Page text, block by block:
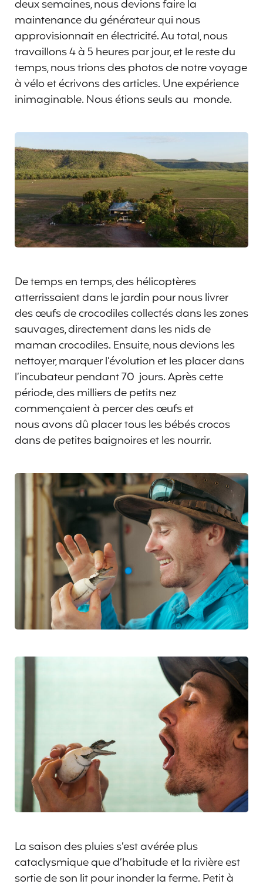
deux semaines, nous devions faire la
maintenance du générateur qui nous
approvisionnait en électricité. Au total, nous
travaillons 4 à 5 heures par jour, et le reste du
temps, nous trions des photos de notre voyage
à vélo et écrivons des articles. Une expérience
inimaginable. Nous étions seuls au monde.
De temps en temps, des hélicoptères
atterrissaient dans le jardin pour nous livrer
des œufs de crocodiles collectés dans les zones
sauvages, directement dans les nids de
maman crocodiles. Ensuite, nous devions les
nettoyer, marquer l’évolution et les placer dans
l’incubateur pendant 70 jours. Après cette
période, des milliers de petits nez
commençaient à percer des œufs et
nous avons dû placer tous les bébés crocos
dans de petites baignoires et les nourrir.
La saison des pluies s’est avérée plus
cataclysmique que d’habitude et la rivière est
sortie de son lit pour inonder la ferme. Petit à